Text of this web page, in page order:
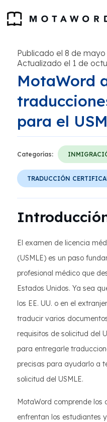
Publicado el 8 de
Actualizado el 1 de
MotaWord
para el
Categorías:
TRADUCCIÓN
El examen de licencia
(USMLE) es un paso
profesional médico que
Estados Unidos. Ya sea
los EE. UU. o en el
traducir varios
requisitos de solicitud del
para entregarle
precisas para ayudarlo a
solicitud del USMLE.
MotaWord comprende los
enfrentan los estudiantes